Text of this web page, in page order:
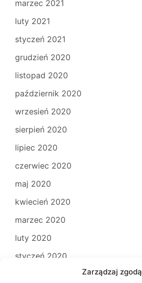
Zarządzaj zgodą
marzec 2021
luty 2021
styczeń 2021
grudzień 2020
listopad 2020
październik 2020
wrzesień 2020
sierpień 2020
lipiec 2020
czerwiec 2020
maj 2020
kwiecień 2020
marzec 2020
luty 2020
styczeń 2020